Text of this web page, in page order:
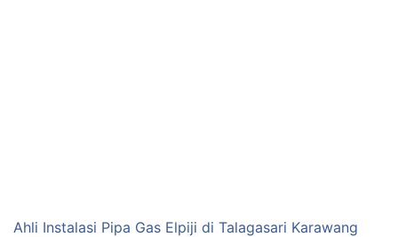
Ahli Instalasi Pipa Gas Elpiji di Talagasari Karawang